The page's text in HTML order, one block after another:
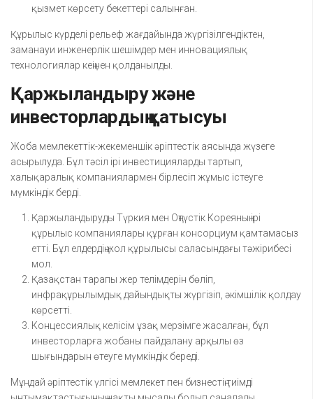
қызмет көрсету бекеттері салынған.
Құрылыс күрделі рельеф жағдайында жүргізілгендіктен,
заманауи инженерлік шешімдер мен инновациялық
технологиялар кеңінен қолданылды.
Қаржыландыру және
инвесторлардың қатысуы
Жоба мемлекеттік-жекеменшік әріптестік аясында жүзеге
асырылуда. Бұл тәсіл ірі инвестицияларды тартып,
халықаралық компаниялармен бірлесіп жұмыс істеуге
мүмкіндік берді.
Қаржыландыруды Түркия мен Оңтүстік Кореяның ірі
құрылыс компаниялары құрған консорциум қамтамасыз
етті. Бұл елдердің жол құрылысы саласындағы тәжірибесі
мол.
Қазақстан тарапы жер телімдерін бөліп,
инфрақұрылымдық дайындықты жүргізіп, әкімшілік қолдау
көрсетті.
Концессиялық келісім ұзақ мерзімге жасалған, бұл
инвесторларға жобаны пайдалану арқылы өз
шығындарын өтеуге мүмкіндік береді.
Мұндай әріптестік үлгісі мемлекет пен бизнестің тиімді